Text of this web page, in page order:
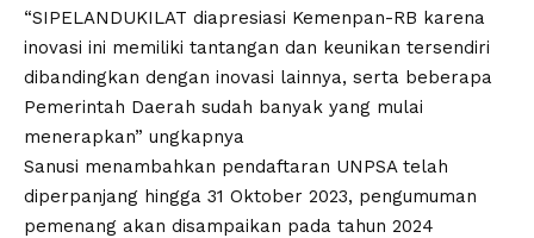
“SIPELANDUKILAT diapresiasi Kemenpan-RB karena
inovasi ini memiliki tantangan dan keunikan tersendiri
dibandingkan dengan inovasi lainnya, serta beberapa
Pemerintah Daerah sudah banyak yang mulai
menerapkan” ungkapnya
Sanusi menambahkan pendaftaran UNPSA telah
diperpanjang hingga 31 Oktober 2023, pengumuman
pemenang akan disampaikan pada tahun 2024